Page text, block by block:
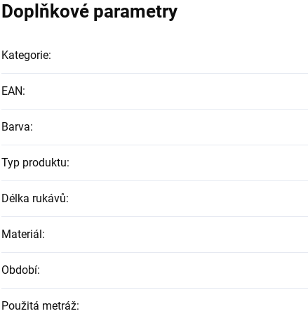
Doplňkové parametry
Kategorie:
EAN:
Barva:
Typ produktu:
Délka rukávů:
Materiál:
Období:
Použitá metráž: